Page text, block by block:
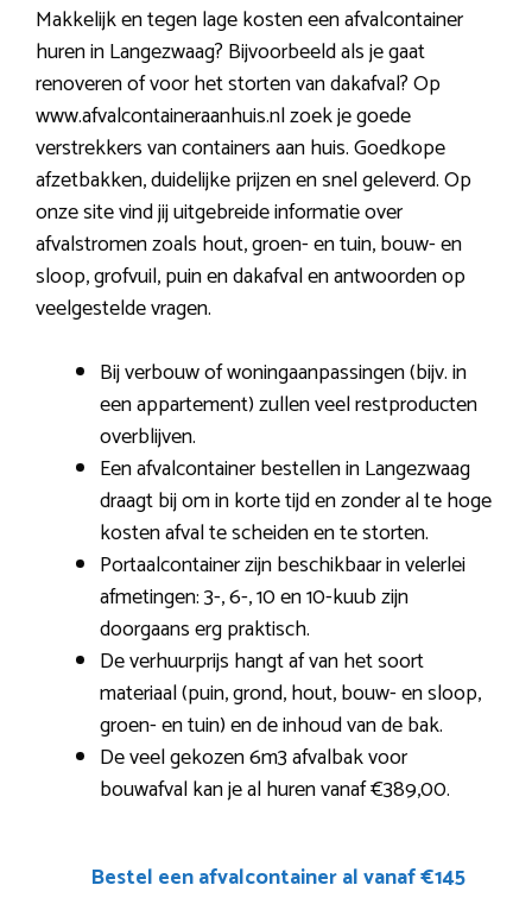
Makkelijk en tegen lage kosten een afvalcontainer
huren in Langezwaag? Bijvoorbeeld als je gaat
renoveren of voor het storten van dakafval? Op
www.afvalcontaineraanhuis.nl zoek je goede
verstrekkers van containers aan huis. Goedkope
afzetbakken, duidelijke prijzen en snel geleverd. Op
onze site vind jij uitgebreide informatie over
afvalstromen zoals hout, groen- en tuin, bouw- en
sloop, grofvuil, puin en dakafval en antwoorden op
veelgestelde vragen.
Bij verbouw of woningaanpassingen (bijv. in
een appartement) zullen veel restproducten
overblijven.
Een afvalcontainer bestellen in Langezwaag
draagt bij om in korte tijd en zonder al te hoge
kosten afval te scheiden en te storten.
Portaalcontainer zijn beschikbaar in velerlei
afmetingen: 3-, 6-, 10 en 10-kuub zijn
doorgaans erg praktisch.
De verhuurprijs hangt af van het soort
materiaal (puin, grond, hout, bouw- en sloop,
groen- en tuin) en de inhoud van de bak.
De veel gekozen 6m3 afvalbak voor
bouwafval kan je al huren vanaf €389,00.
Bestel een afvalcontainer al vanaf €145